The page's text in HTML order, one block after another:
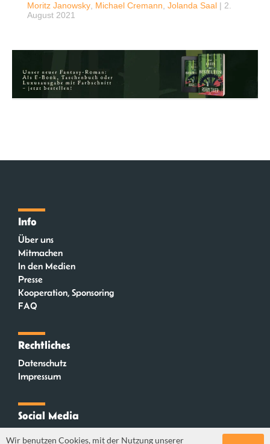
Moritz Janowsky Michael Cremann Jolanda Saal | 2.
August 2021
Info
Über uns
Mitmachen
In den Medien
Presse
Kooperation, Sponsoring
FAQ
Rechtliches
Datenschutz
Impressum
Social Media
Wir benutzen Cookies, mit der Nutzung unserer